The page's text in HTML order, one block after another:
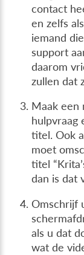
contact
en zelfs
iemand
support
daarom
zullen dat
Maak een
hulpvraag
titel. Ook
moet
titel
dan is dat
Omschrijf
als u dat
wat de